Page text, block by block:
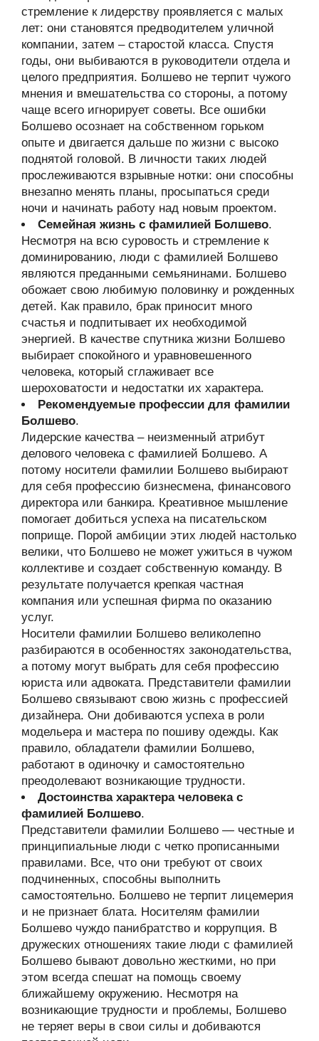
стремление к лидерству проявляется с малых
лет: они становятся предводителем уличной
компании, затем – старостой класса. Спустя
годы, они выбиваются в руководители отдела и
целого предприятия. Болшево не терпит чужого
мнения и вмешательства со стороны, а потому
чаще всего игнорирует советы. Все ошибки
Болшево осознает на собственном горьком
опыте и двигается дальше по жизни с высоко
поднятой головой. В личности таких людей
прослеживаются взрывные нотки: они способны
внезапно менять планы, просыпаться среди
ночи и начинать работу над новым проектом.
Семейная жизнь с фамилией Болшево.
Несмотря на всю суровость и стремление к
доминированию, люди с фамилией Болшево
являются преданными семьянинами. Болшево
обожает свою любимую половинку и рожденных
детей. Как правило, брак приносит много
счастья и подпитывает их необходимой
энергией. В качестве спутника жизни Болшево
выбирает спокойного и уравновешенного
человека, который сглаживает все
шероховатости и недостатки их характера.
Рекомендуемые профессии для фамилии
Болшево.
Лидерские качества – неизменный атрибут
делового человека с фамилией Болшево. А
потому носители фамилии Болшево выбирают
для себя профессию бизнесмена, финансового
директора или банкира. Креативное мышление
помогает добиться успеха на писательском
поприще. Порой амбиции этих людей настолько
велики, что Болшево не может ужиться в чужом
коллективе и создает собственную команду. В
результате получается крепкая частная
компания или успешная фирма по оказанию
услуг.
Носители фамилии Болшево великолепно
разбираются в особенностях законодательства,
а потому могут выбрать для себя профессию
юриста или адвоката. Представители фамилии
Болшево связывают свою жизнь с профессией
дизайнера. Они добиваются успеха в роли
модельера и мастера по пошиву одежды. Как
правило, обладатели фамилии Болшево,
работают в одиночку и самостоятельно
преодолевают возникающие трудности.
Достоинства характера человека с
фамилией Болшево.
Представители фамилии Болшево — честные и
принципиальные люди с четко прописанными
правилами. Все, что они требуют от своих
подчиненных, способны выполнить
самостоятельно. Болшево не терпит лицемерия
и не признает блата. Носителям фамилии
Болшево чуждо панибратство и коррупция. В
дружеских отношениях такие люди с фамилией
Болшево бывают довольно жесткими, но при
этом всегда спешат на помощь своему
ближайшему окружению. Несмотря на
возникающие трудности и проблемы, Болшево
не теряет веры в свои силы и добиваются